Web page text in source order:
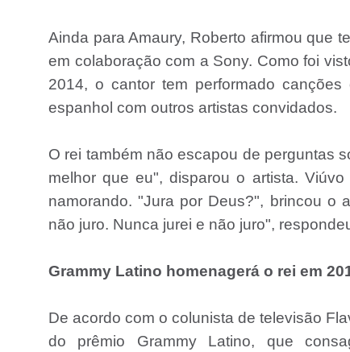
Ainda para Amaury, Roberto afirmou que
em colaboração com a Sony. Como foi
2014, o cantor tem performado
espanhol com outros artistas convidados.
O rei também não escapou de perguntas
melhor que eu", disparou o artista.
namorando. "Jura por Deus?", brincou o
não juro. Nunca jurei e não juro",
Grammy Latino homenagerá o rei em
De acordo com o colunista de televisão
do prêmio Grammy Latino, que